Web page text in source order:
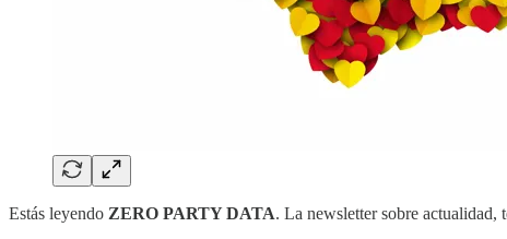
Estás leyendo ZERO PARTY DATA. La newsletter sobre actualidad,